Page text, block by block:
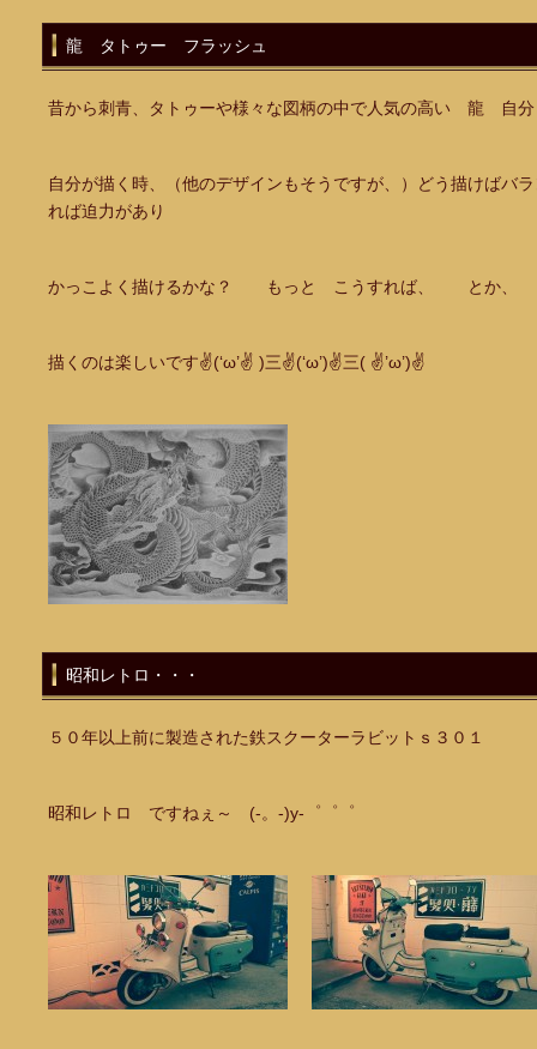
龍 タトゥー フラッシュ
昔から刺青、タトゥーや様々な図柄の中で人気の高い 龍 自分
自分が描く時、（他のデザインもそうですが、）どう描けばバ
れば迫力があり
かっこよく描けるかな？ もっと こうすれば、 とか、
描くのは楽しいです✌(‘ω’✌ )三✌(‘ω’)✌三( ✌’ω’)✌
昭和レトロ・・・
５０年以上前に製造された鉄スクーターラビットｓ３０１
昭和レトロ ですねぇ～ (-。-)y-゜゜゜